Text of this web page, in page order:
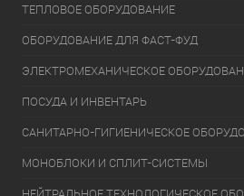
ТЕПЛОВОЕ ОБОРУДОВАНИЕ
ОБОРУДОВАНИЕ ДЛЯ ФАСТ-ФУД
ЭЛЕКТРОМЕХАНИЧЕСКОЕ
ПОСУДА И ИНВЕНТАРЬ
САНИТАРНО-ГИГИЕНИЧЕСКОЕ
МОНОБЛОКИ И СПЛИТ-СИСТЕМЫ